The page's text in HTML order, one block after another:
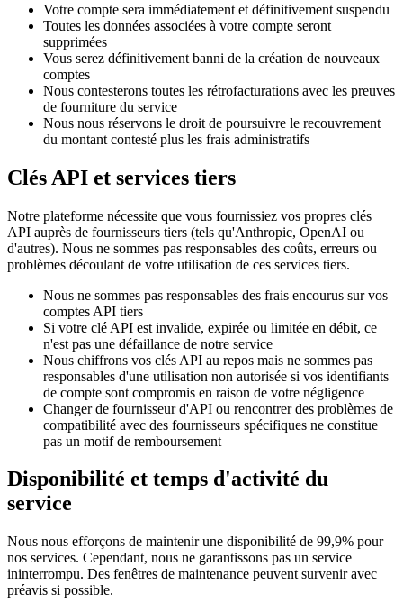
Votre compte sera immédiatement et définitivement suspendu
Toutes les données associées à votre compte seront
supprimées
Vous serez définitivement banni de la création de nouveaux
comptes
Nous contesterons toutes les rétrofacturations avec les preuves
de fourniture du service
Nous nous réservons le droit de poursuivre le recouvrement
du montant contesté plus les frais administratifs
Clés API et services tiers
Notre plateforme nécessite que vous fournissiez vos propres clés
API auprès de fournisseurs tiers (tels qu'Anthropic, OpenAI ou
d'autres). Nous ne sommes pas responsables des coûts, erreurs ou
problèmes découlant de votre utilisation de ces services tiers.
Nous ne sommes pas responsables des frais encourus sur vos
comptes API tiers
Si votre clé API est invalide, expirée ou limitée en débit, ce
n'est pas une défaillance de notre service
Nous chiffrons vos clés API au repos mais ne sommes pas
responsables d'une utilisation non autorisée si vos identifiants
de compte sont compromis en raison de votre négligence
Changer de fournisseur d'API ou rencontrer des problèmes de
compatibilité avec des fournisseurs spécifiques ne constitue
pas un motif de remboursement
Disponibilité et temps d'activité du
service
Nous nous efforçons de maintenir une disponibilité de 99,9% pour
nos services. Cependant, nous ne garantissons pas un service
ininterrompu. Des fenêtres de maintenance peuvent survenir avec
préavis si possible.